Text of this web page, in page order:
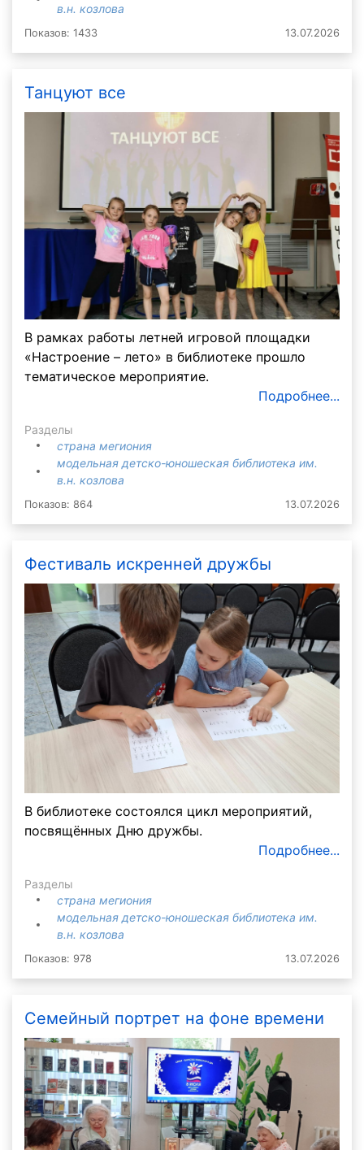
в.н. козлова
Показов: 1433 13.07.2026
Танцуют все
В рамках работы летней игровой площадки
«Настроение – лето» в библиотеке прошло
тематическое мероприятие.
Подробнее...
Разделы
страна мегиония
модельная детско-юношеская библиотека им.
в.н. козлова
Показов: 864 13.07.2026
Фестиваль искренней дружбы
В библиотеке состоялся цикл мероприятий,
посвящённых Дню дружбы.
Подробнее...
Разделы
страна мегиония
модельная детско-юношеская библиотека им.
в.н. козлова
Показов: 978 13.07.2026
Семейный портрет на фоне времени